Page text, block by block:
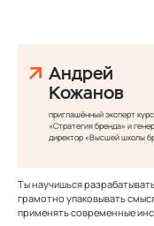
Андрей
Кожанов
приглашённый эксперт
«Стратегия бренда» и
директор «Высшей школы
Ты научишься
грамотно упаковывать
применять современные